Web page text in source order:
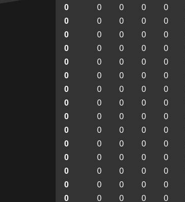
0
0
0
0
0
0
0
0
0
0
0
0
0
0
0
0
0
0
0
0
0
0
0
0
0
0
0
0
0
0
0
0
0
0
0
0
0
0
0
0
0
0
0
0
0
0
0
0
0
0
0
0
0
0
0
0
0
0
0
0
0
0
0
0
0
0
0
0
0
0
0
0
0
0
0